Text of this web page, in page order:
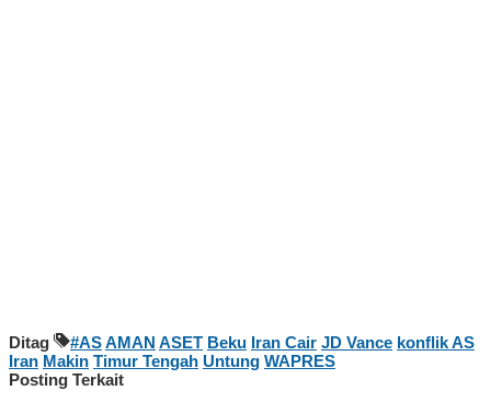
Ditag #ASAMAN ASET Beku Iran Cair JD Vance konflik AS
Iran Makin Timur Tengah Untung WAPRES
Posting Terkait